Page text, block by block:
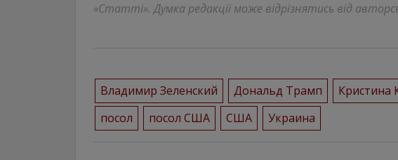
«Статті». Думка редакції може відрізнятись від
Владимир Зеленский Дональд Трамп Кристина
посол
посол США США Украина